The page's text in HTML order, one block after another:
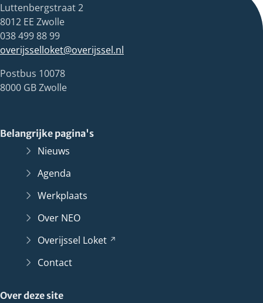
Luttenbergstraat 2
8012 EE Zwolle
038 499 88 99
overijsselloket@overijssel.nl
Postbus 10078
8000 GB Zwolle
Belangrijke pagina's
Nieuws
Agenda
Werkplaats
Over NEO
Overijssel Loket
Contact
Over deze site